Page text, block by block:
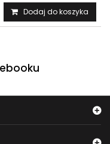
Dodaj do koszyka